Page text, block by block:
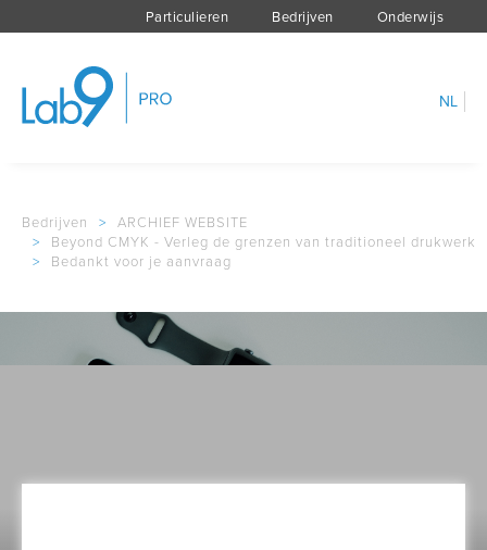
Particulieren Bedrijven Onderwijs
NL
Bedrijven >
ARCHIEF WEBSITE
>
Beyond CMYK - Verleg de grenzen van traditioneel drukwerk
>
Bedankt voor je aanvraag